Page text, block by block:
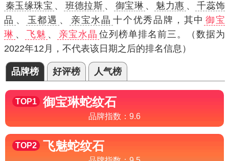
秦玉缘珠宝 、 班德拉斯 、 御宝琳 、 魅力惠 、
千蕊饰
品 、 玉都遇 、 亲宝水晶 十个优秀品牌，其中 御宝
琳 、 飞魅 、 亲宝水晶 位列榜单排名前三。（数据为
2022年12月，不代表该日期之后的排名信息）
品牌榜 好评榜 人气榜
TOP1 御宝琳蛇纹石
品牌指数： 9.6
TOP2 飞魅蛇纹石